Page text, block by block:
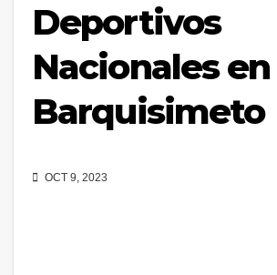
Deportivos
Nacionales en
Barquisimeto
OCT 9, 2023